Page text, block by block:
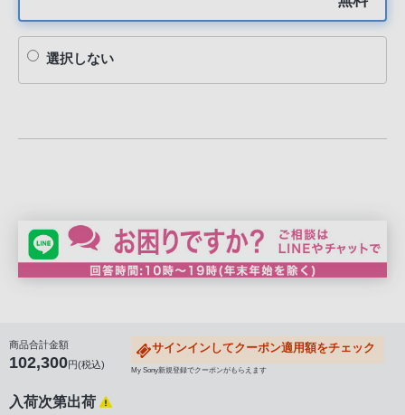
選択しない
商品合計金額
102,300円(税込)
サインインしてクーポン適用額をチェック
My Sony新規登録でクーポンがもらえます
入荷次第出荷